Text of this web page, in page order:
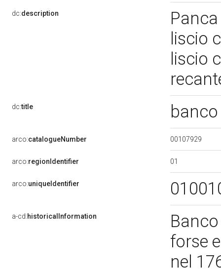
dc:description
liscio
liscio
dc:title
arco:catalogueNumber 00107929
arco:regionIdentifier 01
arco:uniqueIdentifier
a-cd:historicalInformation
forse
nel